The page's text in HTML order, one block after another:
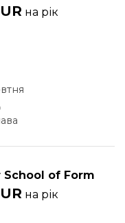
на рік
School of Form
на рік